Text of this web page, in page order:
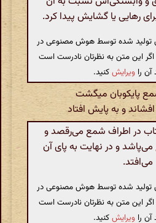
رهایی یا گشایش پیدا کرد.
تولید شده توسط هوش مصنوعی در
اگر این متن به نظرتان نادرست است
آن را ویرایشکنید.
پایکوبان میگشت
و به پایش افتاد
در اطراف شمع می‌رقصد و
و در نهایت به پای آن
می‌افتد.
تولید شده توسط هوش مصنوعی در
اگر این متن به نظرتان نادرست است
آن را ویرایشکنید.